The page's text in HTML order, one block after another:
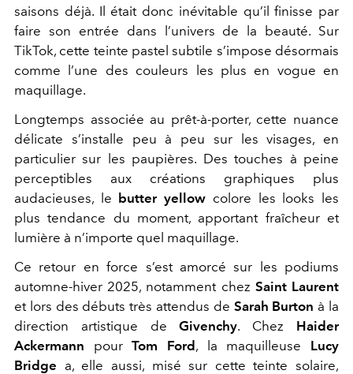
saisons déjà. Il était donc inévitable qu’il finisse par
faire son entrée dans l’univers de la beauté. Sur
TikTok, cette teinte pastel subtile s’impose désormais
comme l’une des couleurs les plus en vogue en
maquillage.
Longtemps associée au prêt-à-porter, cette nuance
délicate s’installe peu à peu sur les visages, en
particulier sur les paupières. Des touches à peine
perceptibles aux créations graphiques plus
audacieuses, le butter yellow colore les looks les
plus tendance du moment, apportant fraîcheur et
lumière à n’importe quel maquillage.
Ce retour en force s’est amorcé sur les podiums
automne-hiver 2025, notamment chez Saint Laurent
et lors des débuts très attendus de Sarah Burton à la
direction artistique deGivenchy. Chez Haider
Ackermann pourTom Ford, la maquilleuse Lucy
Bridge a, elle aussi, misé sur cette teinte solaire,